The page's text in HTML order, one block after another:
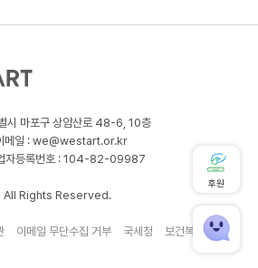
시 마포구 상암산로 48-6, 10층
메일 :we@westart.or.kr
자등록번호 : 104-82-09987
All Rights Reserved.
이메일 무단수집 거부 국세청 보건복지부
후원